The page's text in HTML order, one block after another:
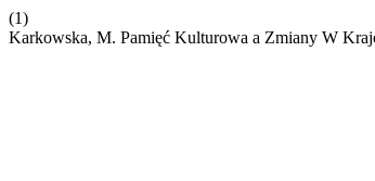
(1)
Karkowska, M. Pamięć Kulturowa a Zmiany W